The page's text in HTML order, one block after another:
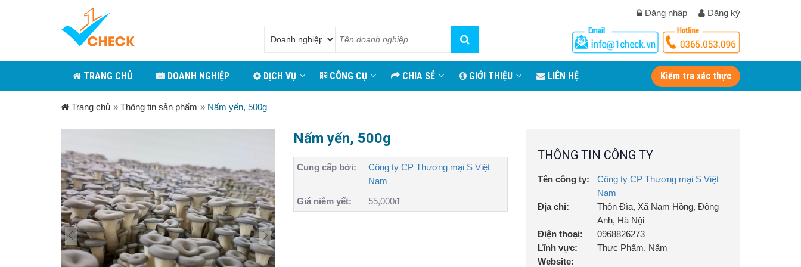
Đăng nhập Đăng ký
TRANG CHỦ DOANH NGHIỆP DỊCH VỤ CÔNG CỤ CHIA SẺ GIỚI THIỆU LIÊN HỆ Kiểm tra xác thực
Trang chủ » Thông tin sản phẩm » Nấm yến, 500g
Nấm yến, 500g
Cung cấp bởi:
Công ty CP Thương mại S Việt
Nam
Giá niêm yết:
55,000đ
THÔNG TIN CÔNG TY
Tên công ty:
Công ty CP Thương mại S Việt
Nam
Địa chỉ:
Thôn Đìa, Xã Nam Hồng, Đông
Anh, Hà Nội
Điện thoại:
0968826273
Lĩnh vực:
Thực Phẩm, Nấm
Website: